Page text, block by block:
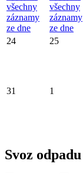
všechny
záznamy
ze dne
všechny
záznamy
ze dne
24 25
31 1
Svoz odpadu